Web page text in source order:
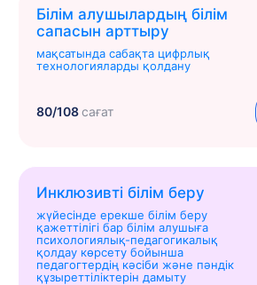
Білім алушылардың білім
сапасын арттыру
мақсатында сабақта цифрлық
технологияларды қолдану
80/108сағат
Инклюзивті білім беру
жүйесінде ерекше білім беру
қажеттілігі бар білім алушыға
психологиялық-педагогикалық
қолдау көрсету бойынша
педагогтердің кәсіби және пәндік
құзыреттіліктерін дамыту